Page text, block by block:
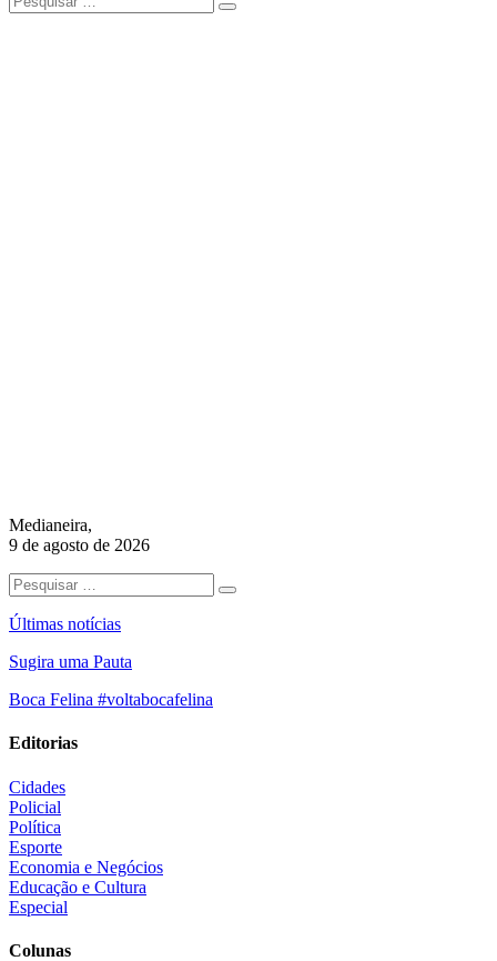
Medianeira,
9 de agosto de 2026
Últimas notícias
Sugira uma Pauta
Boca Felina #voltabocafelina
Editorias
Cidades
Policial
Política
Esporte
Economia e Negócios
Educação e Cultura
Especial
Colunas